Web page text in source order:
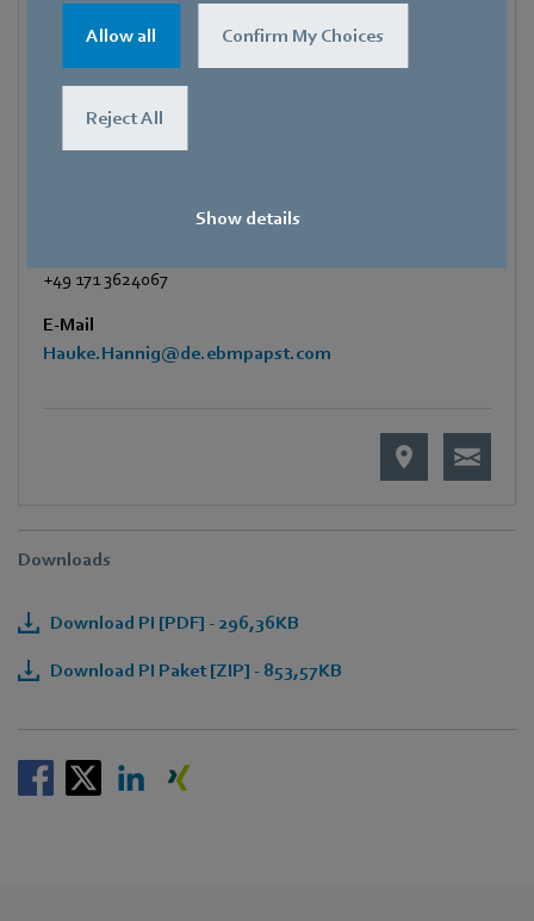
Allow all Confirm My Choices
Reject All
Show details
Adresse
+49 7938 81-7105
+49 171 3624067
E-Mail
Hauke.Hannig@de.ebmpapst.com
Downloads
Download PI [PDF] - 296,36KB
Download PI Paket [ZIP] - 853,57KB